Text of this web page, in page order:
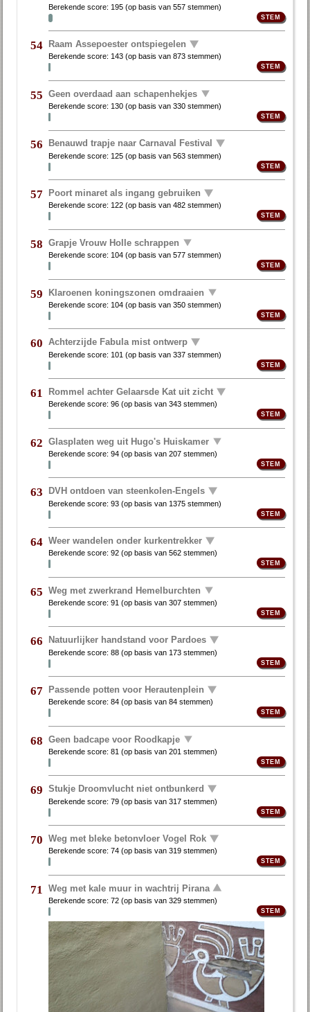
Berekende score: 195 (op basis van557 stemmen)
54 Raam Assepoester ontspiegelen
Berekende score: 143 (op basis van873 stemmen)
55 Geen overdaad aan schapenhekjes
Berekende score: 130 (op basis van330 stemmen)
56 Benauwd trapje naar Carnaval Festival
Berekende score: 125 (op basis van563 stemmen)
57 Poort minaret als ingang gebruiken
Berekende score:122 (op basis van482 stemmen)
58 Grapje Vrouw Holle schrappen
Berekende score: 104 (op basis van577 stemmen)
59 Klaroenen koningszonen omdraaien
Berekende score: 104 (op basis van350 stemmen)
60 Achterzijde Fabula mist ontwerp
Berekende score: 101 (op basis van337 stemmen)
61 Rommel achter Gelaarsde Kat uit zicht
Berekende score:96 (op basis van343 stemmen)
62 Glasplaten weg uit Hugo's Huiskamer
Berekende score:94 (op basis van207 stemmen)
63 DVH ontdoen van steenkolen-Engels
Berekende score:93 (op basis van 1375 stemmen)
64 Weer wandelen onder kurkentrekker
Berekende score:92 (op basis van562 stemmen)
65 Weg met zwerkrand Hemelburchten
Berekende score:91 (op basis van307 stemmen)
66 Natuurlijker handstand voor Pardoes
Berekende score:88 (op basis van 173 stemmen)
67 Passende potten voor Herautenplein
Berekende score:84 (op basis van84 stemmen)
68 Geen badcape voor Roodkapje
Berekende score:81 (op basis van201 stemmen)
69 Stukje Droomvlucht niet ontbunkerd
Berekende score:79 (op basis van317 stemmen)
70 Weg met bleke betonvloer Vogel Rok
Berekende score:74 (op basis van319 stemmen)
71 Weg met kale muur in wachtrij Pirana
Berekende score:72 (op basis van329 stemmen)